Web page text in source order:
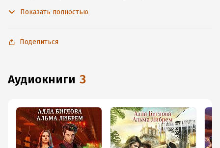
не расставаться с любимыми произведениями даже без
Показать полностью
Поделиться
аудиокниги 3